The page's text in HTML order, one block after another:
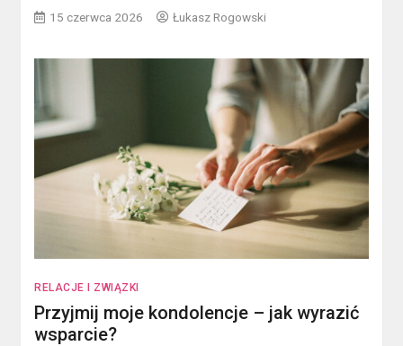
15 czerwca 2026 Łukasz Rogowski
RELACJE I ZWIĄZKI
Przyjmij moje kondolencje – jak wyrazić
wsparcie?